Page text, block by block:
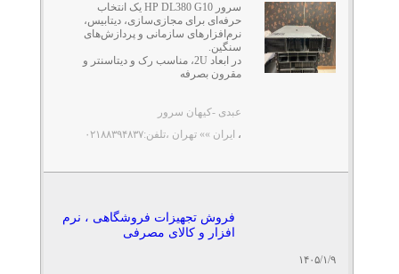
سرور HP DL380 G10 یک انتخاب
حرفه‌ای برای مجازی‌سازی، دیتابیس،
نرم‌افزارهای سازمانی و پردازش‌های
سنگین.
در ابعاد 2U، مناسب رک و دیتاسنتر و
مقرون بصرفه
...
عبدی -کیهان سرور
، ایران »» تهران ،تلفن:۰۲۱۸۸۳۹۴۸۳۷
۱۴۰۵/۱/۹
فروش تجهیزات فروشگاهی ، نرم
افزار و کالای مصرفی